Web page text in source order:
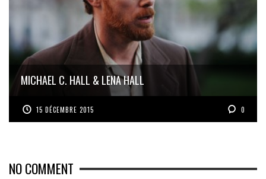
MICHAEL C. HALL & LENA HALL
15 DÉCEMBRE 2015 0
NO COMMENT